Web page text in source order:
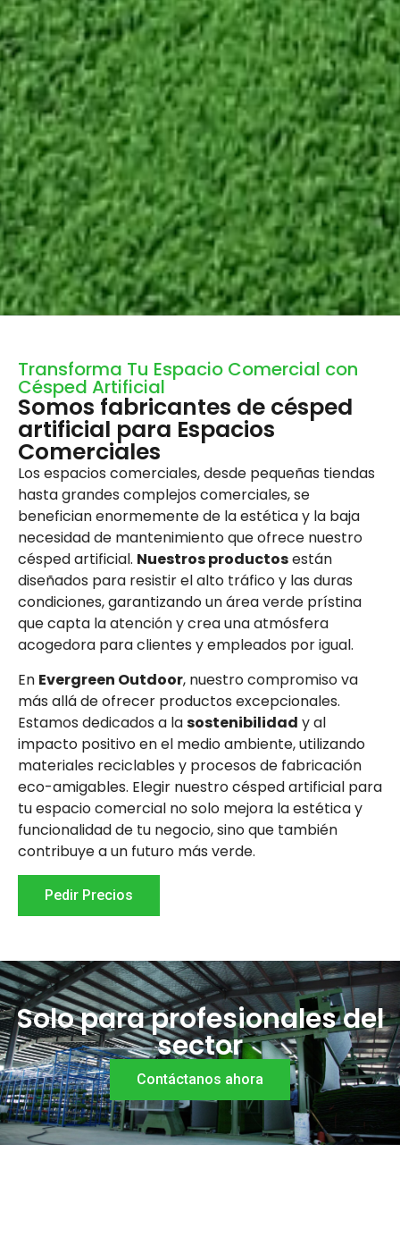
Transforma Tu Espacio Comercial con
Césped Artificial
Somos fabricantes de césped
artificial para Espacios
Comerciales
Los espacios comerciales, desde pequeñas tiendas
hasta grandes complejos comerciales, se
benefician enormemente de la estética y la baja
necesidad de mantenimiento que ofrece nuestro
césped artificial. Nuestros productosestán
diseñados para resistir el alto tráfico y las duras
condiciones, garantizando un área verde prístina
que capta la atención y crea una atmósfera
acogedora para clientes y empleados por igual.
En Evergreen Outdoor, nuestro compromiso va
más allá de ofrecer productos excepcionales.
Estamos dedicados a lasostenibilidad y al
impacto positivo en el medio ambiente, utilizando
materiales reciclables y procesos de fabricación
eco-amigables. Elegir nuestro césped artificial para
tu espacio comercial no solo mejora la estética y
funcionalidad de tu negocio, sino que también
contribuye a un futuro más verde.
Pedir Precios
Solo para profesionales del
sector
Contáctanos ahora